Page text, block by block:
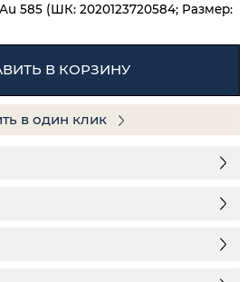
585 (ШК: 2020123720584; Размер:
В КОРЗИНУ
в один клик